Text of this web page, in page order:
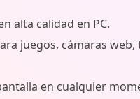
alta calidad en PC.
juegos, cámaras web,
en cualquier